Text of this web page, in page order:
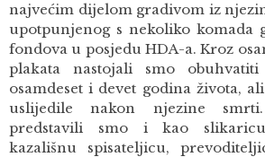
najvećim dijelom gradivom iz
upotpunjenog s nekoliko komada
fondova u posjedu HDA-a. Kroz
plakata nastojali smo
osamdeset i devet godina života,
uslijedile nakon njezine
predstavili smo i kao
kazališnu spisateljicu,